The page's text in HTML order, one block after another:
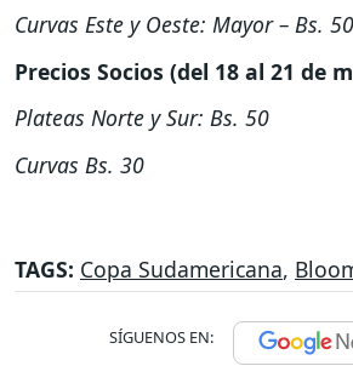
Curvas Este y Oeste: Mayor – Bs.
Precios Socios (del 18 al 21 de
Plateas Norte y Sur: Bs. 50
Curvas Bs. 30
TAGS: Copa Sudamericana,
SÍGUENOS EN: